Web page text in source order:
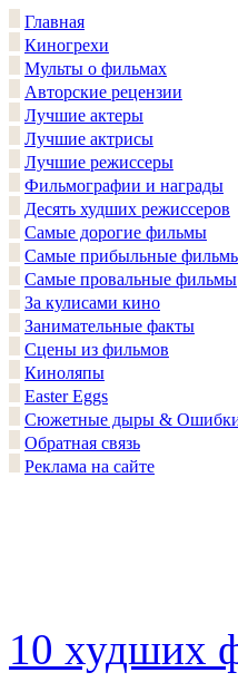
Главная
Киногрехи
Мульты о фильмах
Авторские рецензии
Лучшие актеры
Лучшие актрисы
Лучшие режиссеры
Фильмографии и награды
Десять худших режиссеров
Самые дорогие фильмы
Самые прибыльные
Самые провальные фильмы
За кулисами кино
Занимательные факты
Сцены из фильмов
Киноляпы
Easter Eggs
Сюжетные дыры &
Обратная связь
Реклама на сайте
10 худших